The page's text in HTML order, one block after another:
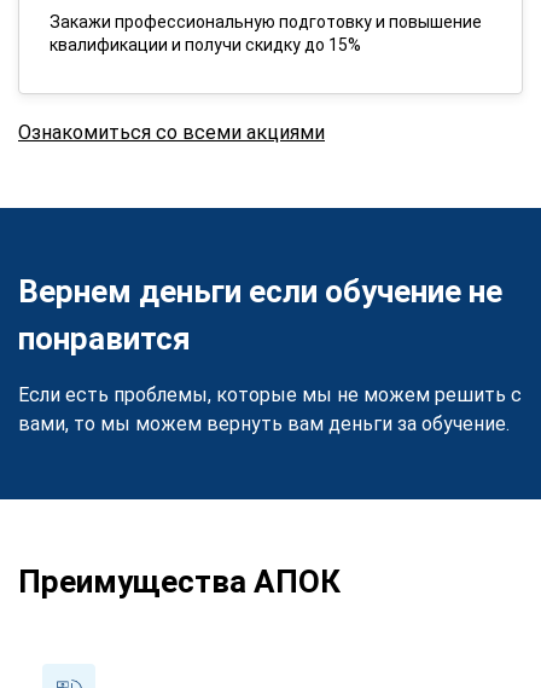
Закажи профессиональную подготовку и повышение
квалификации и получи скидку до 15%
Ознакомиться со всеми акциями
Вернем деньги если обучение не
понравится
Если есть проблемы, которые мы не можем решить с
вами, то мы можем вернуть вам деньги за обучение.
Преимущества АПОК